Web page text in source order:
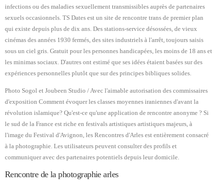
infections ou des maladies sexuellement transmissibles auprès de partenaires
sexuels occasionnels. TS Dates est un site de rencontre trans de premier plan
qui existe depuis plus de dix ans. Des stations-service désossées, de vieux
cinémas des années 1930 fermés, des sites industriels à l'arrêt, toujours saisis
sous un ciel gris. Gratuit pour les personnes handicapées, les moins de 18 ans et
les minimas sociaux. D'autres ont estimé que ses idées étaient basées sur des
expériences personnelles plutôt que sur des principes bibliques solides.
Photo Sogol et Joubeen Studio / Avec l'aimable autorisation des commissaires
d'exposition Comment évoquer les classes moyennes iraniennes d'avant la
révolution islamique? Qu'est-ce qu'une application de rencontre anonyme ? Si
le sud de la France est riche en festivals artistiques artistiques majeurs, à
l'image du Festival d'Avignon, les Rencontres d'Arles est entièrement consacré
à la photographie. Les utilisateurs peuvent consulter des profils et
communiquer avec des partenaires potentiels depuis leur domicile.
Rencontre de la photographie arles